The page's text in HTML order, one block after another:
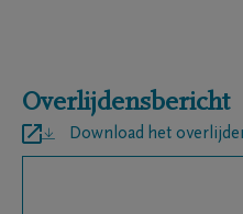
Overlijdensbericht
Download het